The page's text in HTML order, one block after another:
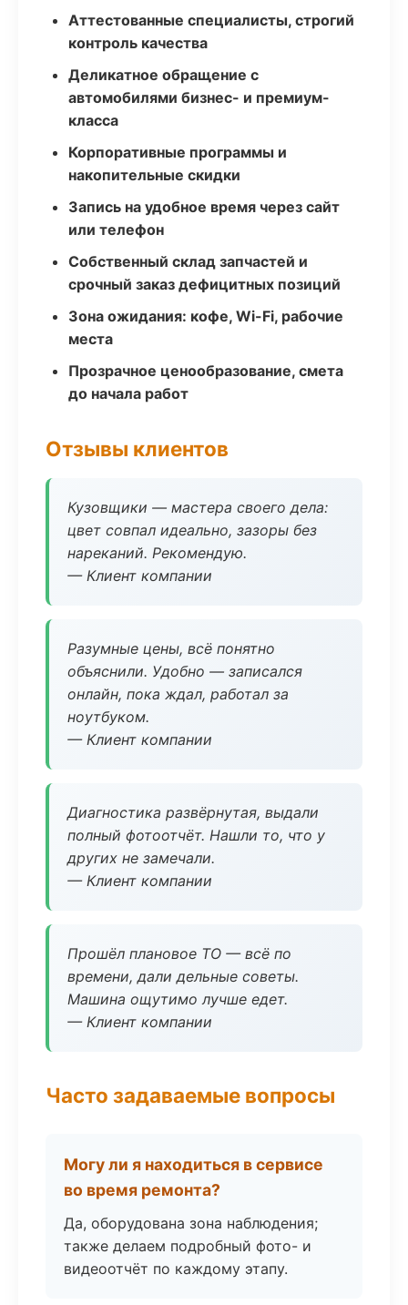
Аттестованные специалисты, строгий
контроль качества
Деликатное обращение с
автомобилями бизнес- и премиум-
класса
Корпоративные программы и
накопительные скидки
Запись на удобное время через сайт
или телефон
Собственный склад запчастей и
срочный заказ дефицитных позиций
Зона ожидания: кофе, Wi-Fi, рабочие
места
Прозрачное ценообразование, смета
до начала работ
Отзывы клиентов
Кузовщики — мастера своего дела:
цвет совпал идеально, зазоры без
нареканий. Рекомендую.
— Клиент компании
Разумные цены, всё понятно
объяснили. Удобно — записался
онлайн, пока ждал, работал за
ноутбуком.
— Клиент компании
Диагностика развёрнутая, выдали
полный фотоотчёт. Нашли то, что у
других не замечали.
— Клиент компании
Прошёл плановое ТО — всё по
времени, дали дельные советы.
Машина ощутимо лучше едет.
— Клиент компании
Часто задаваемые вопросы
Могу ли я находиться в сервисе
во время ремонта?
Да, оборудована зона наблюдения;
также делаем подробный фото- и
видеоотчёт по каждому этапу.